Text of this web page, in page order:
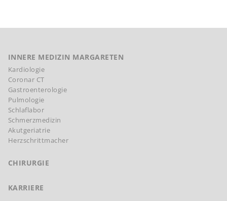
INNERE MEDIZIN MARGARETEN
Kardiologie
Coronar CT
Gastroenterologie
Pulmologie
Schlaflabor
Schmerzmedizin
Akutgeriatrie
Herzschrittmacher
CHIRURGIE
KARRIERE